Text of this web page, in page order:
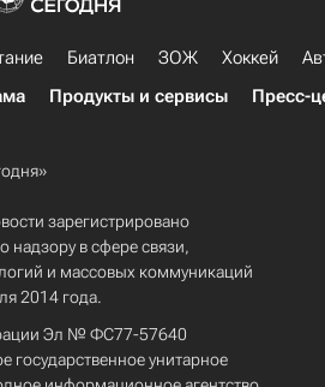
Биатлон ЗОЖ Хоккей
Продукты и сервисы Пресс-
зарегистрировано
надзору в сфере связи,
и массовых коммуникаций
2014 года.
Эл № ФС77-57640
государственное унитарное